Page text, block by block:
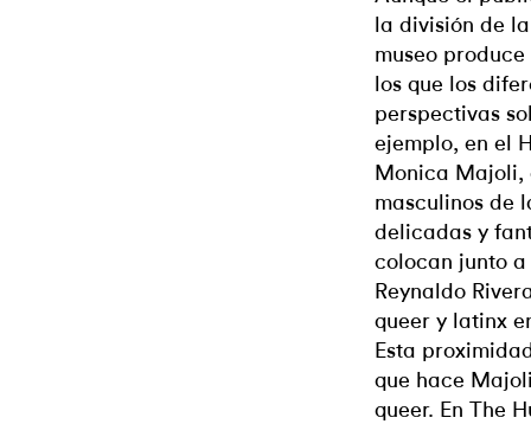
la división de
museo
los que los
perspectivas
ejemplo, en el
Monica Majoli,
masculinos de
delicadas y
colocan junto
Reynaldo
queer y latinx
Esta
que hace
queer. En The